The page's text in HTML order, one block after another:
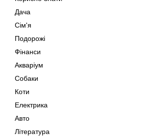
Дача
Сім'я
Подорожі
Фінанси
Акваріум
Собаки
Коти
Електрика
Авто
Література